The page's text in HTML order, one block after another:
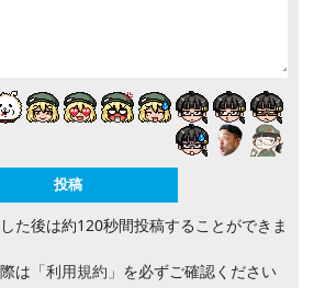
た後は約120秒間投稿することができま
は 「利用規約」 を必ずご確認ください